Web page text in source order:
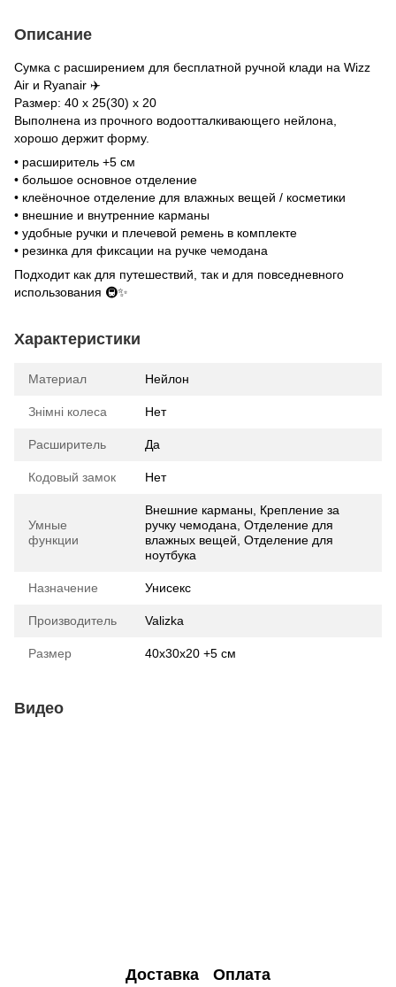
Описание
Сумка с расширением для бесплатной ручной клади на Wizz
Air и Ryanair ✈️
Размер: 40 х 25(30) х 20
Выполнена из прочного водоотталкивающего нейлона,
хорошо держит форму.
• расширитель +5 см
• большое основное отделение
• клеёночное отделение для влажных вещей / косметики
• внешние и внутренние карманы
• удобные ручки и плечевой ремень в комплекте
• резинка для фиксации на ручке чемодана
Подходит как для путешествий, так и для повседневного
использования 🚇✨
Характеристики
Материал Нейлон
Знімні колеса Нет
Расширитель Да
Кодовый замок Нет
Умные
функции
Внешние карманы, Крепление за
ручку чемодана, Отделение для
влажных вещей, Отделение для
ноутбука
Назначение Унисекс
Производитель Valizka
Размер 40х30х20 +5 см
Видео
Доставка Оплата